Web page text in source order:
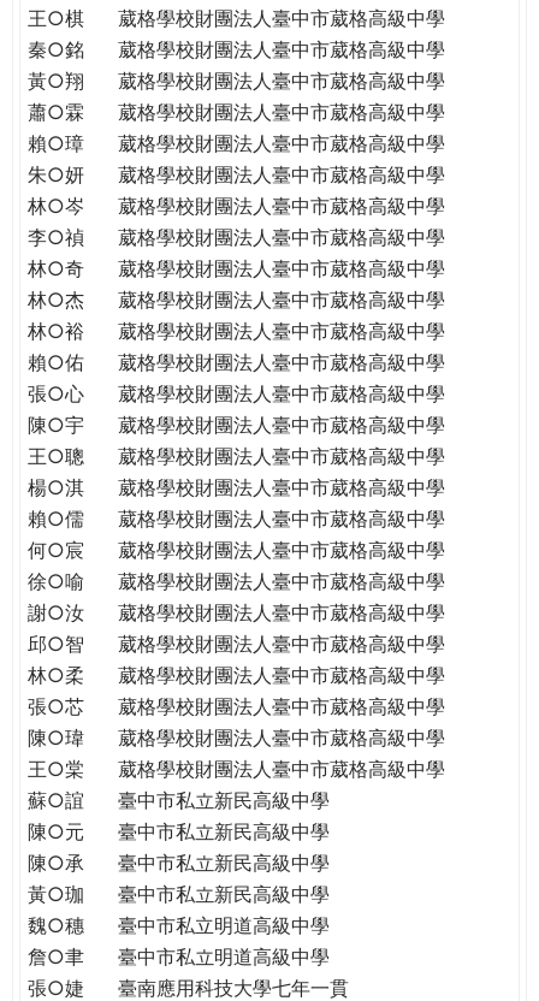
王○棋
葳格學校財團法人臺中市葳格高級中學
秦○銘
葳格學校財團法人臺中市葳格高級中學
黃○翔
葳格學校財團法人臺中市葳格高級中學
蕭○霖
葳格學校財團法人臺中市葳格高級中學
賴○璋
葳格學校財團法人臺中市葳格高級中學
朱○妍
葳格學校財團法人臺中市葳格高級中學
林○岑
葳格學校財團法人臺中市葳格高級中學
李○禎
葳格學校財團法人臺中市葳格高級中學
林○奇
葳格學校財團法人臺中市葳格高級中學
林○杰
葳格學校財團法人臺中市葳格高級中學
林○裕
葳格學校財團法人臺中市葳格高級中學
賴○佑
葳格學校財團法人臺中市葳格高級中學
張○心
葳格學校財團法人臺中市葳格高級中學
陳○宇
葳格學校財團法人臺中市葳格高級中學
王○聰
葳格學校財團法人臺中市葳格高級中學
楊○淇
葳格學校財團法人臺中市葳格高級中學
賴○儒
葳格學校財團法人臺中市葳格高級中學
何○宸
葳格學校財團法人臺中市葳格高級中學
徐○喻
葳格學校財團法人臺中市葳格高級中學
謝○汝
葳格學校財團法人臺中市葳格高級中學
邱○智
葳格學校財團法人臺中市葳格高級中學
林○柔
葳格學校財團法人臺中市葳格高級中學
張○芯
葳格學校財團法人臺中市葳格高級中學
陳○瑋
葳格學校財團法人臺中市葳格高級中學
王○棠
葳格學校財團法人臺中市葳格高級中學
蘇○誼
臺中市私立新民高級中學
陳○元
臺中市私立新民高級中學
陳○承
臺中市私立新民高級中學
黃○珈
臺中市私立新民高級中學
魏○穗
臺中市私立明道高級中學
詹○聿
臺中市私立明道高級中學
張○婕
臺南應用科技大學七年一貫